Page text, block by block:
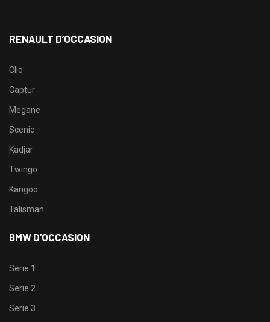
RENAULT D’OCCASION
Clio
Captur
Megane
Scenic
Kadjar
Twingo
Kangoo
Talisman
BMW D’OCCASION
Serie 1
Serie 2
Serie 3